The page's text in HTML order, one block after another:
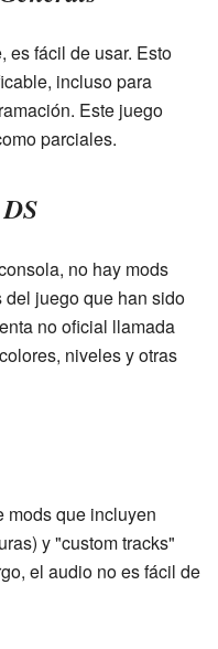
es fácil de usar. Esto
incluso para
Este juego
parciales.
no hay mods
juego que han sido
no oficial llamada
niveles y otras
mods que incluyen
y "custom tracks"
el audio no es fácil de